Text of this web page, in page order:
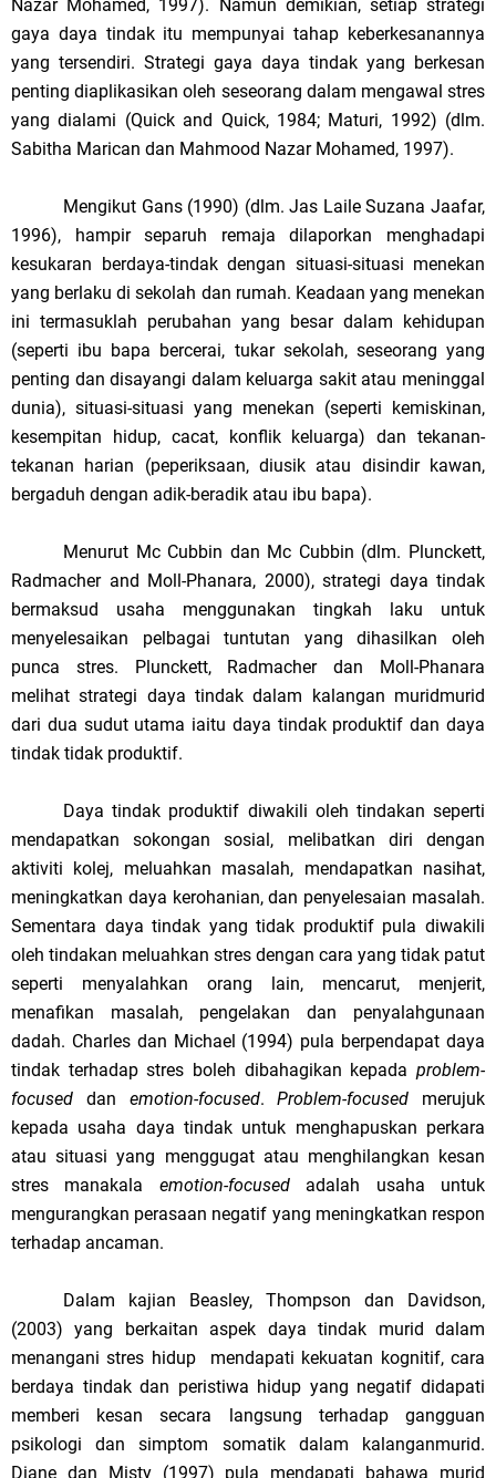
Nazar Mohamed, 1997). Namun demikian, setiap strategi
gaya daya tindak itu mempunyai tahap keberkesanannya
yang tersendiri. Strategi gaya daya tindak yang berkesan
penting diaplikasikan oleh seseorang dalam mengawal stres
yang dialami (Quick and Quick, 1984; Maturi, 1992) (dlm.
Sabitha Marican dan Mahmood Nazar Mohamed, 1997).
Mengikut Gans (1990) (dlm. Jas Laile Suzana Jaafar,
1996), hampir separuh remaja dilaporkan menghadapi
kesukaran berdaya-tindak dengan situasi-situasi menekan
yang berlaku di sekolah dan rumah. Keadaan yang menekan
ini termasuklah perubahan yang besar dalam kehidupan
(seperti ibu bapa bercerai, tukar sekolah, seseorang yang
penting dan disayangi dalam keluarga sakit atau meninggal
dunia), situasi-situasi yang menekan (seperti kemiskinan,
kesempitan hidup, cacat, konflik keluarga) dan tekanan-
tekanan harian (peperiksaan, diusik atau disindir kawan,
bergaduh dengan adik-beradik atau ibu bapa).
Menurut Mc Cubbin dan Mc Cubbin (dlm. Plunckett,
Radmacher and Moll-Phanara, 2000), strategi daya tindak
bermaksud usaha menggunakan tingkah laku untuk
menyelesaikan pelbagai tuntutan yang dihasilkan oleh
punca stres. Plunckett, Radmacher dan Moll-Phanara
melihat strategi daya tindak dalam kalangan muridmurid
dari dua sudut utama iaitu daya tindak produktif dan daya
tindak tidak produktif.
Daya tindak produktif diwakili oleh tindakan seperti
mendapatkan sokongan sosial, melibatkan diri dengan
aktiviti kolej, meluahkan masalah, mendapatkan nasihat,
meningkatkan daya kerohanian, dan penyelesaian masalah.
Sementara daya tindak yang tidak produktif pula diwakili
oleh tindakan meluahkan stres dengan cara yang tidak patut
seperti menyalahkan orang lain, mencarut, menjerit,
menafikan masalah, pengelakan dan penyalahgunaan
dadah. Charles dan Michael (1994) pula berpendapat daya
tindak terhadap stres boleh dibahagikan kepada problem-
focused dan emotion-focused.Problem-focused merujuk
kepada usaha daya tindak untuk menghapuskan perkara
atau situasi yang menggugat atau menghilangkan kesan
stres manakala emotion-focused adalah usaha untuk
mengurangkan perasaan negatif yang meningkatkan respon
terhadap ancaman.
Dalam kajian Beasley, Thompson dan Davidson,
(2003) yang berkaitan aspek daya tindak murid dalam
menangani stres hidup mendapati kekuatan kognitif, cara
berdaya tindak dan peristiwa hidup yang negatif didapati
memberi kesan secara langsung terhadap gangguan
psikologi dan simptom somatik dalam kalanganmurid.
Diane dan Misty (1997) pula mendapati bahawa murid